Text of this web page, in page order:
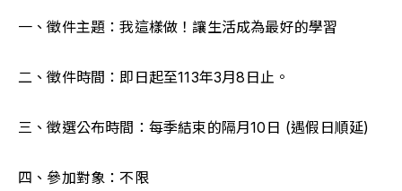
一、徵件主題：我這樣做！讓生活成為最好的學習
二、徵件時間：即日起至113年3月8日止。
三、徵選公布時間：每季結束的隔月10日 (遇假日順延)
四、參加對象：不限